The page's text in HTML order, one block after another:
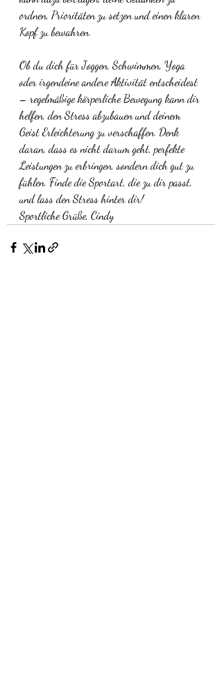
ordnen, Prioritäten zu setzen und einen klaren
Kopf zu bewahren.
Ob du dich für Joggen, Schwimmen, Yoga
oder irgendeine andere Aktivität entscheidest
– regelmäßige körperliche Bewegung kann dir
helfen, den Stress abzubauen und deinem
Geist Erleichterung zu verschaffen. Denk
daran, dass es nicht darum geht, perfekte
Leistungen zu erbringen, sondern dich gut zu
fühlen. Finde die Sportart, die zu dir passt,
und lass den Stress hinter dir!
Sportliche Grüße, Cindy